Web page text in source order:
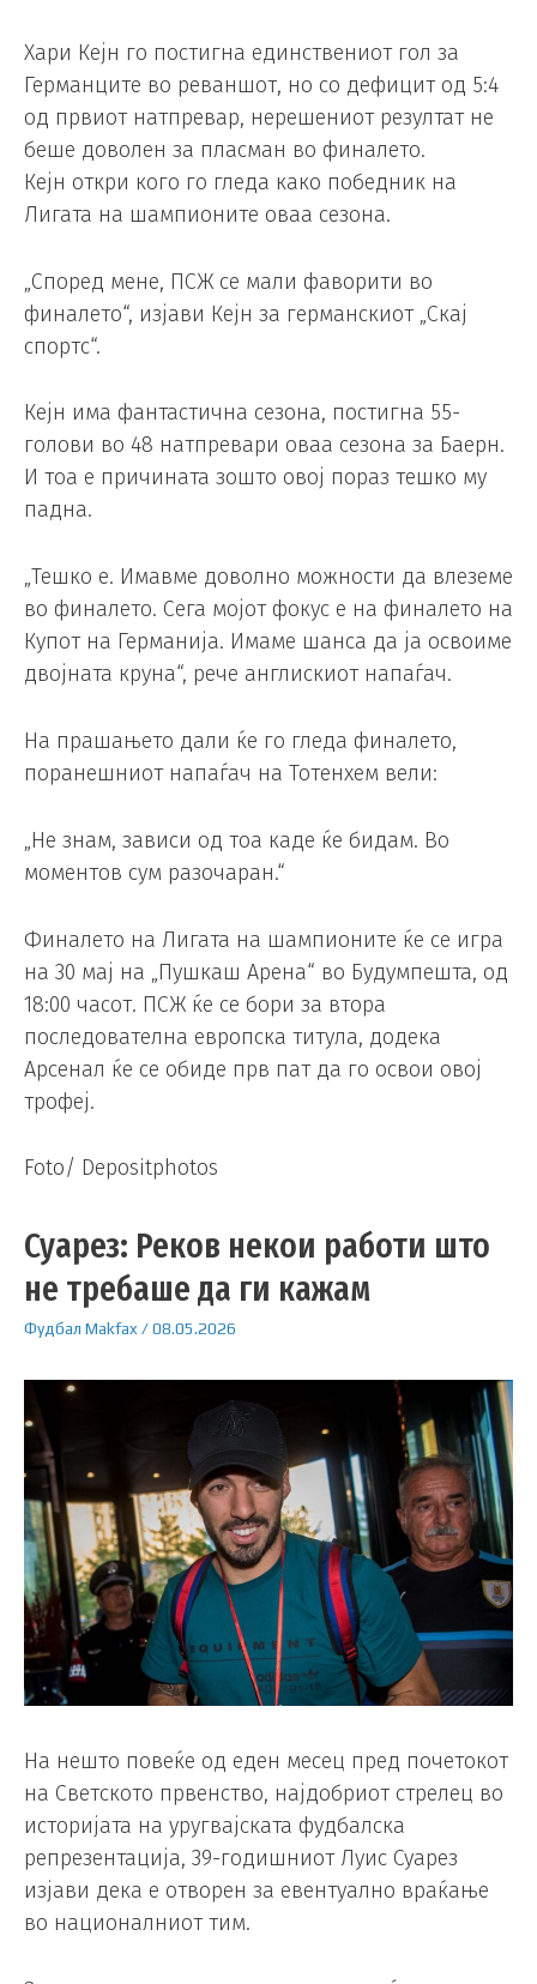
Хари Кејн го постигна единствениот гол за
Германците во реваншот, но со дефицит од 5:4
од првиот натпревар, нерешениот резултат не
беше доволен за пласман во финалето.
Кејн откри кого го гледа како победник на
Лигата на шампионите оваа сезона.
„Според мене, ПСЖ се мали фаворити во
финалето“, изјави Кејн за германскиот „Скај
спортс“.
Кејн има фантастична сезона, постигна 55-
голови во 48 натпревари оваа сезона за Баерн.
И тоа е причината зошто овој пораз тешко му
падна.
„Тешко е. Имавме доволно можности да влеземе
во финалето. Сега мојот фокус е на финалето на
Купот на Германија. Имаме шанса да ја освоиме
двојната круна“, рече англискиот напаѓач.
На прашањето дали ќе го гледа финалето,
поранешниот напаѓач на Тотенхем вели:
„Не знам, зависи од тоа каде ќе бидам. Во
моментов сум разочаран.“
Финалето на Лигата на шампионите ќе се игра
на 30 мај на „Пушкаш Арена“ во Будумпешта, од
18:00 часот. ПСЖ ќе се бори за втора
последователна европска титула, додека
Арсенал ќе се обиде прв пат да го освои овој
трофеј.
Foto/ Depositphotos
Суарез: Реков некои работи што
не требаше да ги кажам
Фудбал Makfax /08.05.2026
На нешто повеќе од еден месец пред почетокот
на Светското првенство, најдобриот стрелец во
историјата на уругвајската фудбалска
репрезентација, 39-годишниот Луис Суарез
изјави дека е отворен за евентуално враќање
во националниот тим.